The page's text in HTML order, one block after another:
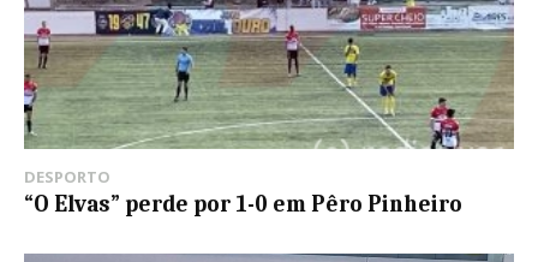
DESPORTO
“O Elvas” perde por 1-0 em Pêro Pinheiro